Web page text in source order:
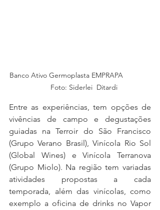
Banco Ativo Germoplasta EMPRAPA
    Foto: Siderlei  Ditardi
Entre as experiências, tem opções de
vivências de campo e degustações
guiadas na Terroir do São Francisco
(Grupo Verano Brasil), Vinícola Rio Sol
(Global Wines) e Vinícola Terranova
(Grupo Miolo). Na região tem variadas
atividades propostas a cada
temporada, além das vinícolas, como
exemplo a oficina de drinks no Vapor